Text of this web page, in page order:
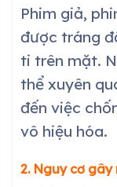
Phim giả,
được tráng
ti trên mặt.
thể xuyên
đến việc
vô hiệu hóa.
2. Nguy cơ